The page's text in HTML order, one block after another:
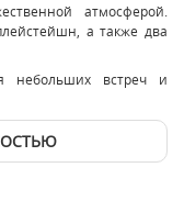
атмосферой.
а также два
небольших встреч и